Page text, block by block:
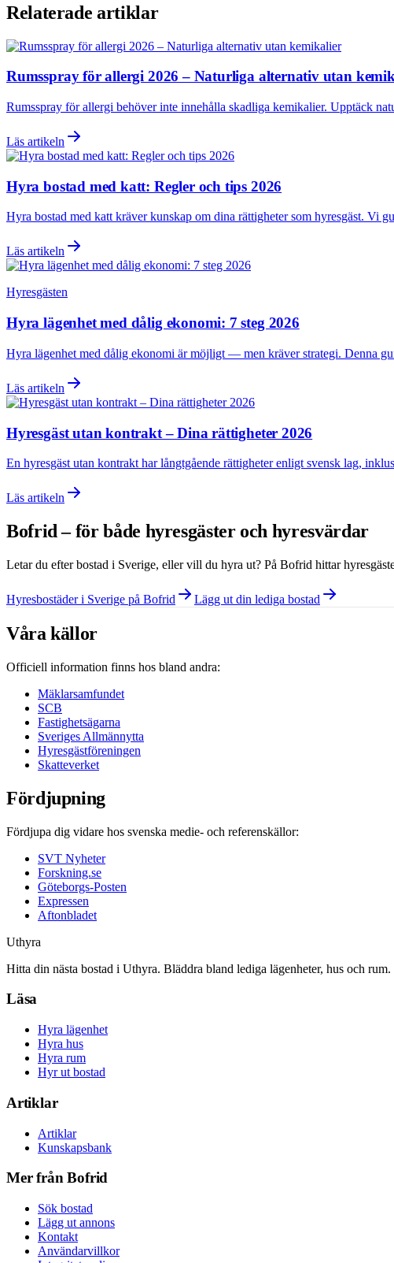
Relaterade artiklar
Rumsspray för allergi 2026 – Naturliga alternativ utan
Rumsspray för allergi behöver inte innehålla skadliga kemikalier. Upptäck
Läs artikeln
Hyra bostad med katt: Regler och tips 2026
Hyra bostad med katt kräver kunskap om dina rättigheter som hyresgäst. Vi
Läs artikeln
Hyresgästen
Hyra lägenhet med dålig ekonomi: 7 steg 2026
Hyra lägenhet med dålig ekonomi är möjligt — men kräver strategi. Denna
Läs artikeln
Hyresgäst utan kontrakt – Dina rättigheter 2026
En hyresgäst utan kontrakt har långtgående rättigheter enligt svensk lag,
Läs artikeln
Bofrid – för både hyresgäster och hyresvärdar
Letar du efter bostad i Sverige, eller vill du hyra ut? På Bofrid hittar
Hyresbostäder i Sverige på Bofrid Lägg ut din lediga bostad
Våra källor
Officiell information finns hos bland andra:
Mäklarsamfundet
SCB
Fastighetsägarna
Sveriges Allmännytta
Hyresgästföreningen
Skatteverket
Fördjupning
Fördjupa dig vidare hos svenska medie- och referenskällor:
SVT Nyheter
Forskning.se
Göteborgs-Posten
Expressen
Aftonbladet
Uthyra
Hitta din nästa bostad i Uthyra. Bläddra bland lediga lägenheter, hus och rum.
Läsa
Hyra lägenhet
Hyra hus
Hyra rum
Hyr ut bostad
Artiklar
Artiklar
Kunskapsbank
Mer från Bofrid
Sök bostad
Lägg ut annons
Kontakt
Användarvillkor